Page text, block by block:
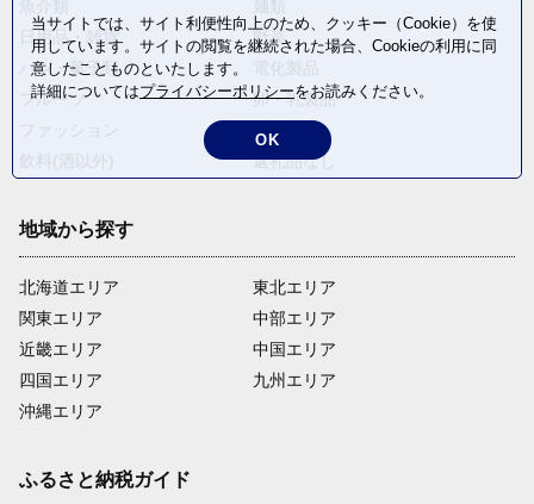
日用品・雑貨
野菜
パン・菓子類
フルーツ
卵・乳製品
米・穀物
返礼品なし
地域から探す
北海道エリア
関東エリア
近畿エリア
四国エリア
沖縄エリア
東北エリア
中部エリア
中国エリア
九州エリア
ふるさと納税ガイド
当サイトでは、サイト利便性向上のため、クッキー（Cookie）を使
用しています。サイトの閲覧を継続された場合、Cookieの利用に同
意したことものといたします。
詳細についてはプライバシーポリシーをお読みください。
OK